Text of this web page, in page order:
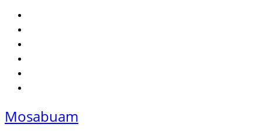
Zum
Inhalt
springen
Mosabuam